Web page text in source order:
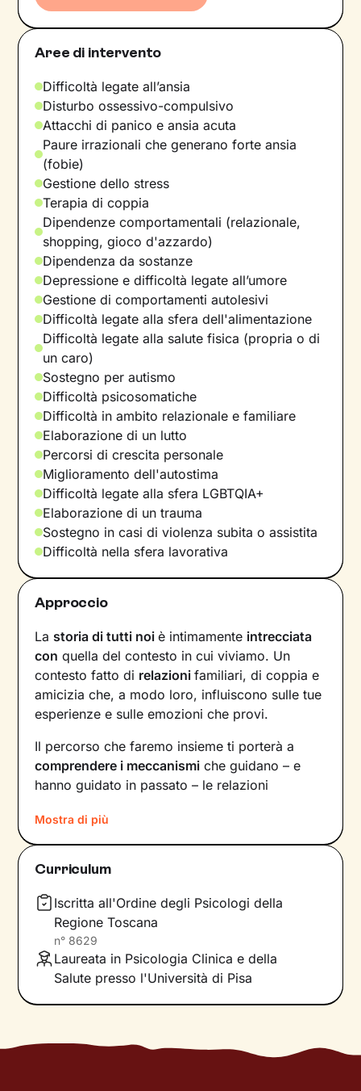
Aree di intervento
Difficoltà legate all’ansia
Disturbo ossessivo-compulsivo
Attacchi di panico e ansia acuta
Paure irrazionali che generano forte ansia
(fobie)
Gestione dello stress
Terapia di coppia
Dipendenze comportamentali (relazionale,
shopping, gioco d'azzardo)
Dipendenza da sostanze
Depressione e difficoltà legate all’umore
Gestione di comportamenti autolesivi
Difficoltà legate alla sfera dell'alimentazione
Difficoltà legate alla salute fisica (propria o di
un caro)
Sostegno per autismo
Difficoltà psicosomatiche
Difficoltà in ambito relazionale e familiare
Elaborazione di un lutto
Percorsi di crescita personale
Miglioramento dell'autostima
Difficoltà legate alla sfera LGBTQIA+
Elaborazione di un trauma
Sostegno in casi di violenza subita o assistita
Difficoltà nella sfera lavorativa
Approccio
La storia di tutti noiè intimamente intrecciata
con quella del contesto in cui viviamo. Un
contesto fatto di relazionifamiliari, di coppia e
amicizia che, a modo loro, influiscono sulle tue
esperienze e sulle emozioni che provi.
Il percorso che faremo insieme ti porterà a
comprendere i meccanismi che guidano – e
hanno guidato in passato – le relazioni
alla base di ciò che stai vivendo oggi.
Imparerai a trasformare alcuni elementi che non
ti rappresentano più e scoprirai dentro di te
competenze e potenzialità
avere. Davanti ai tuoi occhi compariranno
nuove strade da percorrere, un passo dopo
l’altro, verso ilcambiamento positivoche
Considera i nostri incontri come uno spazio
Mostra di più
Curriculum
Iscritta all'Ordine degli Psicologi della
Regione Toscana
n° 8629
Laureata in Psicologia Clinica e della
Salute presso l'Università di Pisa